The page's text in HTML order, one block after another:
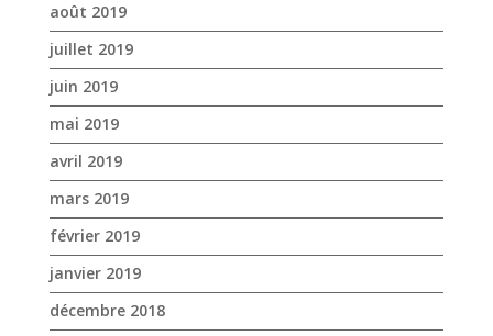
août 2019
juillet 2019
juin 2019
mai 2019
avril 2019
mars 2019
février 2019
janvier 2019
décembre 2018